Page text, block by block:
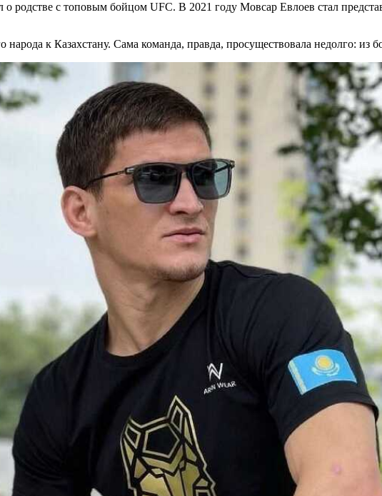
о родстве с топовым бойцом UFC. В 2021 году Мовсар Евлоев стал
к Казахстану. Сама команда, правда, просуществовала недолго: из